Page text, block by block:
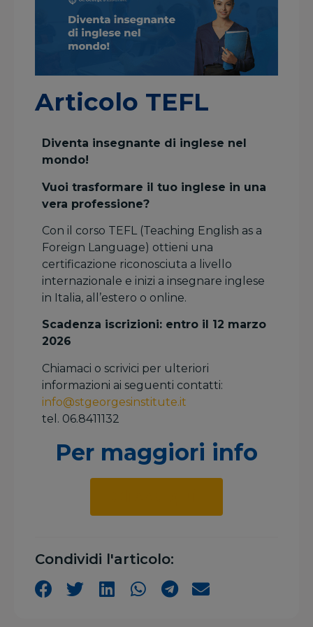
Articolo TEFL
Diventa insegnante di inglese nel
mondo!
Vuoi trasformare il tuo inglese in una
vera professione?
Con il corso TEFL (Teaching English as a
Foreign Language) ottieni una
certificazione riconosciuta a livello
internazionale e inizi a insegnare inglese
in Italia, all’estero o online.
Scadenza iscrizioni: entro il 12 marzo
2026
Chiamaci o scrivici per ulteriori
informazioni ai seguenti contatti:
info@stgeorgesinstitute.it
tel. 06.8411132
Per maggiori info
Condividi l'articolo: